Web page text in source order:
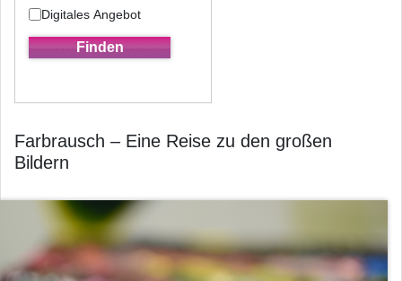
Digitales Angebot
Farbrausch – Eine Reise zu den großen
Bildern